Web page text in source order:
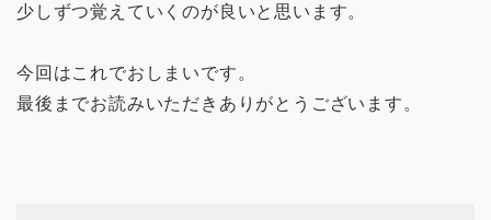
少しずつ覚えていくのが良いと思います。
今回はこれでおしまいです。
最後までお読みいただきありがとうございます。